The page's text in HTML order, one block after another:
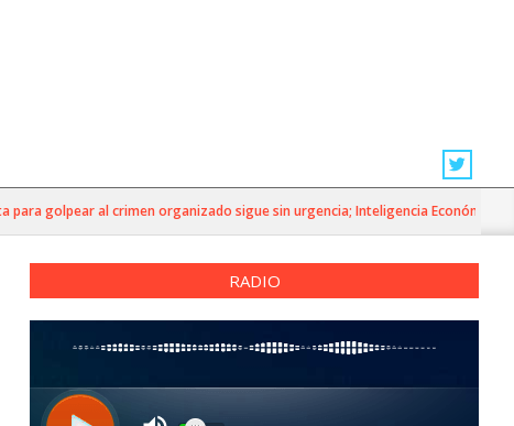
golpear al crimen organizado sigue sin urgencia; Inteligencia Económica»
RADIO